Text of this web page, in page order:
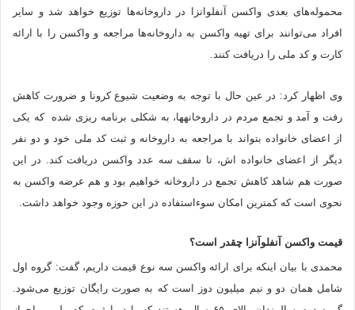
محموله‌های بعدی واکسن آنفلوانزا در داروخانه‌ها توزیع خواهد شد و سایر
افراد می‌توانند برای تهیه واکسن به داروخانه‌ها مراجعه و واکسن را با ارائه
کارت و کد ملی را دریافت کنند.
وی اظهار کرد: در عین حال با توجه به وضعیت شیوع کرونا و ضرورت کاهش
رفت و آمد و تجمع مردم در داروخانه‎ها، به شکلی برنامه ریزی شده که یکی
از اعضای خانواده بتواند با مراجعه به داروخانه و ثبت کد ملی خود و دو نفر
دیگر از اعضای خانواده اش، تا سقف سه عدد واکسن دریافت کند. در این
صورت هم شاهد کاهش تجمع در داروخانه خواهیم بود و هم عرضه واکسن به
نحوی است که کمترین امکان سوءاستفاده در این حوزه وجود خواهد داشت.
قیمت واکسن آنفلوآنزا چقدر است؟
محمدی با بیان اینکه برای ارائه واکسن سه نوع قیمت داریم، گفت: گروه اول
شامل همان دو و نیم میلیون دوز است که به صورت رایگان توزیع می‌شود.